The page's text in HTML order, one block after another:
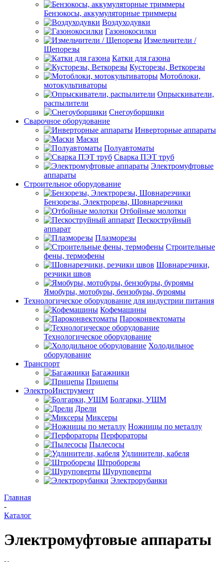
Бензокосы, аккумуляторные триммеры
Воздуходувки
Газонокосилки
Измельчители /
Щепорезы
Катки для газона
Кусторезы, Веткорезы
Мотоблоки,
мотокультиваторы
Опрыскиватели,
распылители
Снегоуборщики
Сварочное оборудование
Инверторные аппараты
Маски
Полуавтоматы
Сварка ПЭТ труб
Электромуфтовые
аппараты
Строительное оборудование
Бензорезы, Электрорезы, Шовнарезчики
Отбойные молотки
Пескоструйный
аппарат
Плазморезы
Строительные
фены, термофены
Шовнарезчики,
резчики швов
Ямобуры, мотобуры, бензобуры, буроямы
Технологическое оборудование для индустрии питания
Кофемашины
Пароконвектоматы
Технологическое оборудование
Холодильное
оборудование
Транспорт
Багажники
Прицепы
ЭлектроИнструмент
Болгарки, УШМ
Дрели
Миксеры
Ножницы по металлу
Перфораторы
Пылесосы
Удлинители, кабеля
Штроборезы
Шуруповерты
Электрорубанки
Главная
-
Каталог
Электромуфтовые аппараты